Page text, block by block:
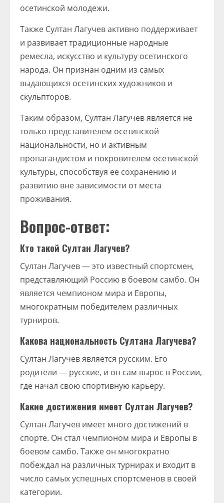
осетинской молодежи.
Также Султан Лагучев активно поддерживает
и развивает традиционные народные
ремесла, искусство и культуру осетинского
народа. Он признан одним из самых
выдающихся осетинских художников и
скульпторов.
Таким образом, Султан Лагучев является не
только представителем осетинской
национальности, но и активным
пропагандистом и покровителем осетинской
культуры, способствуя ее сохранению и
развитию вне зависимости от места
проживания.
Вопрос-ответ:
Кто такой Султан Лагучев?
Султан Лагучев — это известный спортсмен,
представляющий Россию в боевом самбо. Он
является чемпионом мира и Европы,
многократным победителем различных
турниров.
Какова национальность Султана Лагучева?
Султан Лагучев является русским. Его
родители — русские, и он сам вырос в России,
где начал свою спортивную карьеру.
Какие достижения имеет Султан Лагучев?
Султан Лагучев имеет много достижений в
спорте. Он стал чемпионом мира и Европы в
боевом самбо. Также он многократно
побеждал на различных турнирах и входит в
число самых успешных спортсменов в своей
категории.